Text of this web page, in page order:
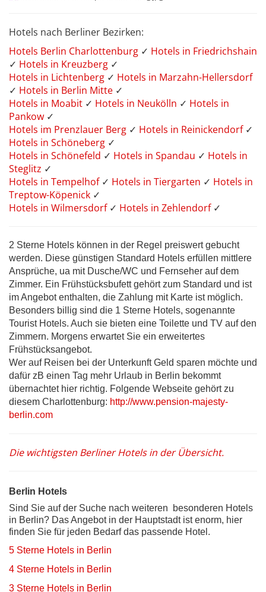
Hotels nach Berliner Bezirken:
Hotels Berlin Charlottenburg ✓ Hotels in Friedrichshain
✓ Hotels in Kreuzberg ✓
Hotels in Lichtenberg ✓ Hotels in Marzahn-Hellersdorf
✓ Hotels in Berlin Mitte ✓
Hotels in Moabit ✓ Hotels in Neukölln ✓ Hotels in
Pankow ✓
Hotels im Prenzlauer Berg ✓ Hotels in Reinickendorf ✓
Hotels in Schöneberg ✓
Hotels in Schönefeld ✓ Hotels in Spandau ✓ Hotels in
Steglitz ✓
Hotels in Tempelhof ✓ Hotels in Tiergarten ✓ Hotels in
Treptow-Köpenick ✓
Hotels in Wilmersdorf ✓ Hotels in Zehlendorf✓
2 Sterne Hotels können in der Regel preiswert gebucht
werden. Diese günstigen Standard Hotels erfüllen mittlere
Ansprüche, ua mit Dusche/WC und Fernseher auf dem
Zimmer. Ein Frühstücksbufett gehört zum Standard und ist
im Angebot enthalten, die Zahlung mit Karte ist möglich.
Besonders billig sind die 1 Sterne Hotels, sogenannte
Tourist Hotels. Auch sie bieten eine Toilette und TV auf den
Zimmern. Morgens erwartet Sie ein erweitertes
Frühstücksangebot.
Wer auf Reisen bei der Unterkunft Geld sparen möchte und
dafür zB einen Tag mehr Urlaub in Berlin bekommt
übernachtet hier richtig. Folgende Webseite gehört zu
diesem Charlottenburg: http://www.pension-majesty-
berlin.com
Die wichtigsten Berliner Hotels in der Übersicht.
Berlin Hotels
Sind Sie auf der Suche nach weiteren besonderen Hotels
in Berlin? Das Angebot in der Hauptstadt ist enorm, hier
finden Sie für jeden Bedarf das passende Hotel.
5 Sterne Hotels in Berlin
4 Sterne Hotels in Berlin
3 Sterne Hotels in Berlin